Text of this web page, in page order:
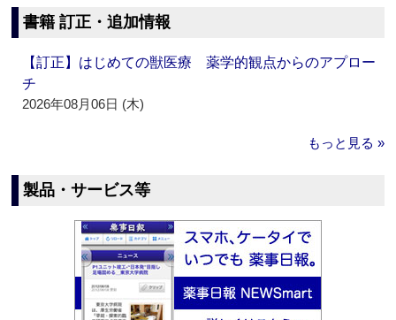
書籍 訂正・追加情報
【訂正】はじめての獣医療 薬学的観点からのアプロー
チ
2026年08月06日 (木)
もっと見る »
製品・サービス等